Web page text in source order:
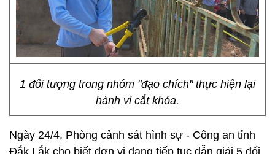
1 đối tượng trong nhóm "đạo chích" thực hiện lại
hành vi cắt khóa.
Ngày 24/4, Phòng cảnh sát hình sự - Công an tỉnh
Đắk Lắk cho biết đơn vị đang tiếp tục dẫn giải 5 đối